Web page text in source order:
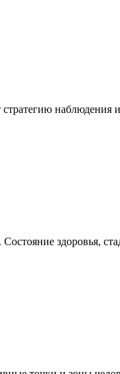
наблюдения
здоровья,